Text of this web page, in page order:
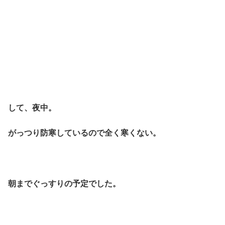
して、夜中。
がっつり防寒しているので全く寒くない。
朝までぐっすりの予定でした。